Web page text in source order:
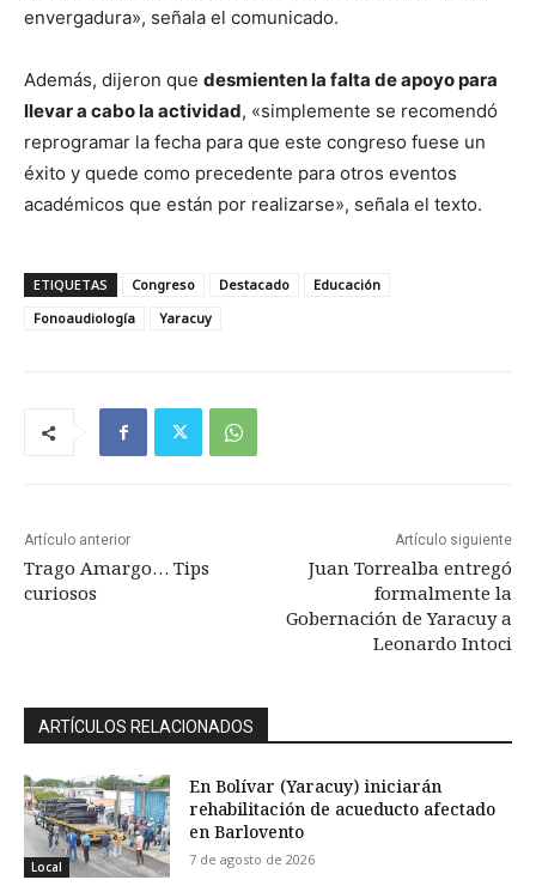
envergadura», señala el comunicado.
Además, dijeron que desmienten la falta de apoyo para
llevar a cabo la actividad, «simplemente se recomendó
reprogramar la fecha para que este congreso fuese un
éxito y quede como precedente para otros eventos
académicos que están por realizarse», señala el texto.
ETIQUETAS Congreso Destacado
Educación
Fonoaudiología
Yaracuy
Artículo anterior
Trago Amargo… Tips
curiosos
Artículo siguiente
Juan Torrealba entregó
formalmente la
Gobernación de Yaracuy a
Leonardo Intoci
ARTÍCULOS RELACIONADOS
Local
En Bolívar (Yaracuy) iniciarán
rehabilitación de acueducto afectado
en Barlovento
7 de agosto de 2026